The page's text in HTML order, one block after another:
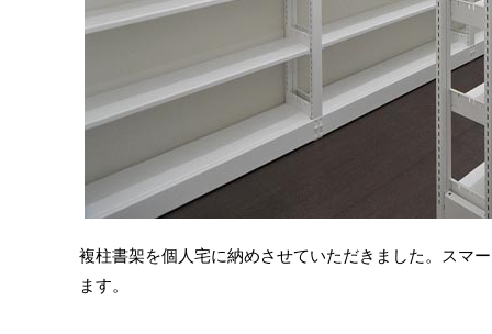
複柱書架を個人宅に納めさせていただきました。スマ
ます。